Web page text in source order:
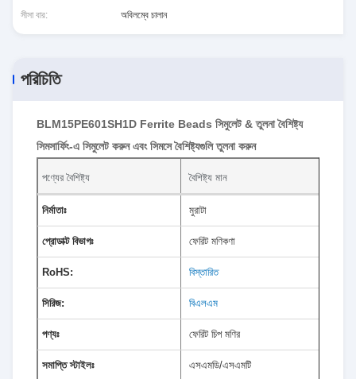
সীসা বার: অবিলম্বে চালান
পরিচিতি
BLM15PE601SH1D Ferrite Beads সিমুলেট & তুলনা বৈশিষ্ট্য
সিমসার্ফিং-এ সিমুলেট করুন এবং সিমসে বৈশিষ্ট্যগুলি তুলনা করুন
পণ্যের বৈশিষ্ট্য বৈশিষ্ট্য মান
নির্মাতাঃ মুরাটা
প্রোডাক্ট বিভাগঃ ফেরিট মণিকণা
RoHS: বিস্তারিত
সিরিজ: বিএলএম
পণ্যঃ ফেরিট চিপ মণির
সমাপ্তি স্টাইলঃ এসএমডি/এসএমটি